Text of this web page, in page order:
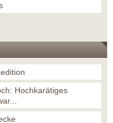
Hochkarätiges